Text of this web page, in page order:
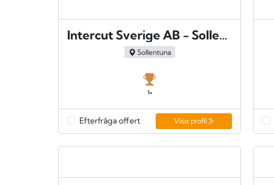
Intercut Sverige AB - Sollentuna
Sollentuna
1+
Efterfråga offert Visa profil